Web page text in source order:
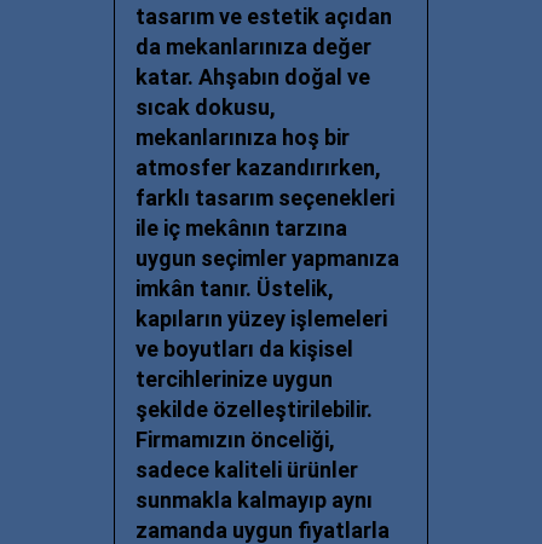
tasarım ve estetik açıdan
da mekanlarınıza değer
katar. Ahşabın doğal ve
sıcak dokusu,
mekanlarınıza hoş bir
atmosfer kazandırırken,
farklı tasarım seçenekleri
ile iç mekânın tarzına
uygun seçimler yapmanıza
imkân tanır. Üstelik,
kapıların yüzey işlemeleri
ve boyutları da kişisel
tercihlerinize uygun
şekilde özelleştirilebilir.
Firmamızın önceliği,
sadece kaliteli ürünler
sunmakla kalmayıp aynı
zamanda uygun fiyatlarla